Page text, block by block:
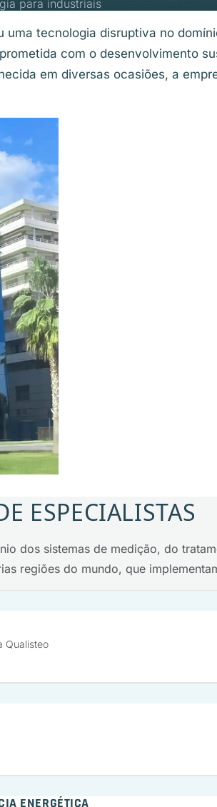
para industriais
uma tecnologia disruptiva no
com o desenvolvimento
em diversas ocasiões, a
ESPECIALISTAS
dos sistemas de medição, do
regiões do mundo, que
Qualisteo
ENERGÉTICA